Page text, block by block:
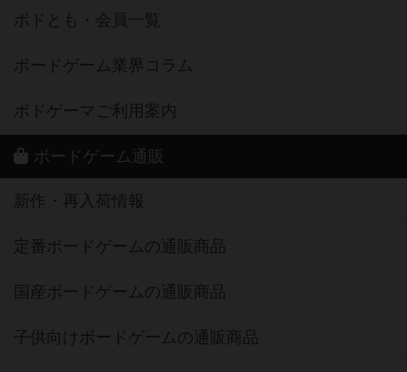
ボドとも・会員一覧
ボードゲーム業界コラム
ボドゲーマご利用案内
ボードゲーム通販
新作・再入荷情報
定番ボードゲームの通販商品
国産ボードゲームの通販商品
子供向けボードゲームの通販商品